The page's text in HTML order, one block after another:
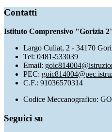
Contatti
Istituto Comprensivo "Gorizia
Largo Culiat, 2 - 34170
Tel: 0481-533039
Email:
PEC:
C.F.: 91036570314
Codice Meccanografico:
Seguici su